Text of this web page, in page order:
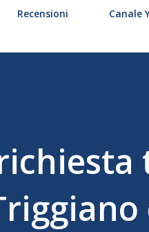
Recensioni Canale